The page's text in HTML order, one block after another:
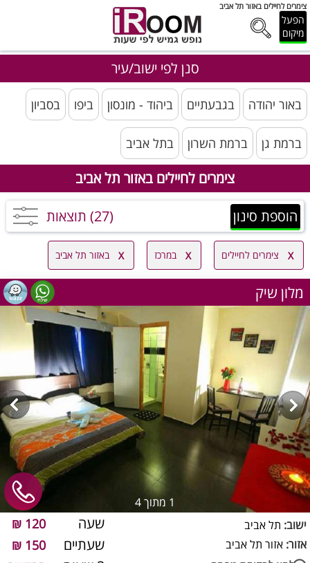
צימרים לחיילים באזור תל אביב
הפעל
מיקום
סנן לפי ישוב/עיר
באור יהודה בגבעתיים ביהוד - מונסון ביפו בסביון
ברמת גן ברמת השרון בתל אביב
צימרים לחיילים באזור תל אביב
הוספת סינון (27) תוצאות
צימרים לחיילים במרכז באזור תל אביב
מלון שיק
1 מתוך 4
שעה 120 ₪
שעתיים 150 ₪
ישוב: תל אביב
אזור: אזור תל אביב